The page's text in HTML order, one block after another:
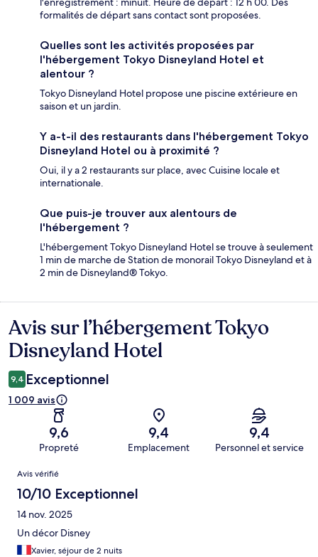
formalités de départ sans contact sont proposées.
Quelles sont les activités proposées par
l'hébergement Tokyo Disneyland Hotel et
alentour ?
Tokyo Disneyland Hotel propose une piscine extérieure en
saison et un jardin.
Y a-t-il des restaurants dans l'hébergement Tokyo
Disneyland Hotel ou à proximité ?
Oui, il y a 2 restaurants sur place, avec Cuisine locale et
internationale.
Que puis-je trouver aux alentours de
l'hébergement ?
L'hébergement Tokyo Disneyland Hotel se trouve à seulement
1 min de marche de Station de monorail Tokyo Disneyland et à
2 min de Disneyland® Tokyo.
Avis
Avis sur l’hébergement Tokyo
Disneyland Hotel
9,4 Exceptionnel
1 009 avis
9,6
Propreté
9,4
Emplacement
9,4
Personnel et service
Avis
Avis vérifié
10/10 Exceptionnel
14 nov. 2025
Un décor Disney
Xavier, séjour de 2 nuits